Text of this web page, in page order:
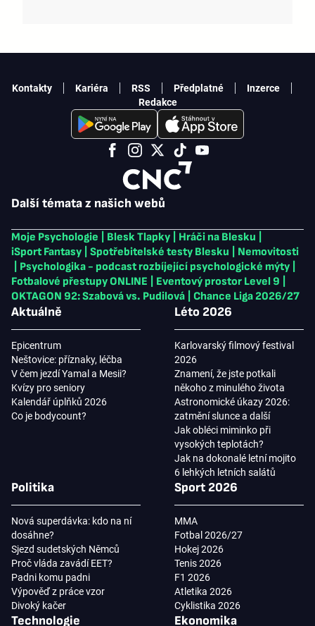
Další témata z našich webů
Moje Psychologie Blesk Tlapky Hráči na Blesku
iSport Fantasy
Spotřebitelské testy Blesku
Nemovitosti
Psychologika - podcast rozbíjející psychologické mýty
Fotbalové přestupy ONLINE
Eventový prostor Level 9
OKTAGON 92: Szabová vs. Pudilová
Chance Liga 2026/27
Aktuálně
Epicentrum
Neštovice: příznaky, léčba
V čem jezdí Yamal a Mesii?
Kvízy pro seniory
Kalendář úplňků 2026
Co je bodycount?
Léto 2026
Karlovarský filmový festival
2026
Znamení, že jste potkali
někoho z minulého života
Astronomické úkazy 2026:
zatmění slunce a další
Jak obléci miminko při
vysokých teplotách?
Jak na dokonalé letní mojito
6 lehkých letních salátů
Politika
Nová superdávka: kdo na ní
dosáhne?
Sjezd sudetských Němců
Proč vláda zavádí EET?
Padni komu padni
Výpověď z práce vzor
Divoký kačer
Sport 2026
MMA
Fotbal 2026/27
Hokej 2026
Tenis 2026
F1 2026
Atletika 2026
Cyklistika 2026
Technologie Ekonomika
Kontakty Kariéra RSS Předplatné
Inzerce
Redakce